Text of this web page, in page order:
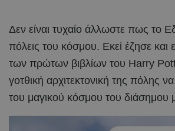
Δεν είναι τυχαίο άλλωστε πως το
πόλεις του κόσμου. Εκεί έζησε
των πρώτων βιβλίων του Harry
γοτθική αρχιτεκτονική της πόλης
του μαγικού κόσμου του διάσημου